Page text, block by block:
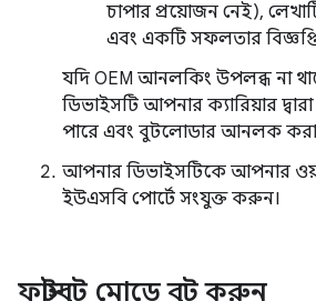
চাপার প্রয়োজন নেই),
এবং একটি সফলতার বিজ্ঞপ্তি
যদি OEM আনলকিং উপলব্ধ না
ডিভাইসটি আপনার ক্যারিয়ার
পারে এবং বুটলোডার আনলক করা
আপনার ডিভাইসটিকে আপনার
ইউএসবি পোর্টে সংযুক্ত করুন।
ফাস্টবুট মোডে বুট করুন